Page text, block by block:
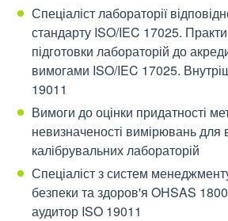
Спеціаліст лабораторії
стандарту ISO/IEC 17025.
підготовки лабораторій до
вимогами ISO/IEC 17025.
19011
Вимоги до оцінки придатності
невизначеності вимірювань для
калібрувальних лабораторій
Спеціаліст з систем
безпеки та здоров'я OHSAS
аудитор ISO 19011